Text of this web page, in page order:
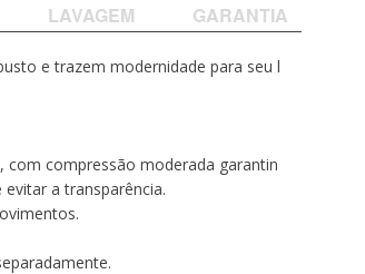
LAVAGEM GARANTIA
e trazem modernidade para seu l
com compressão moderada garantin
a transparência.